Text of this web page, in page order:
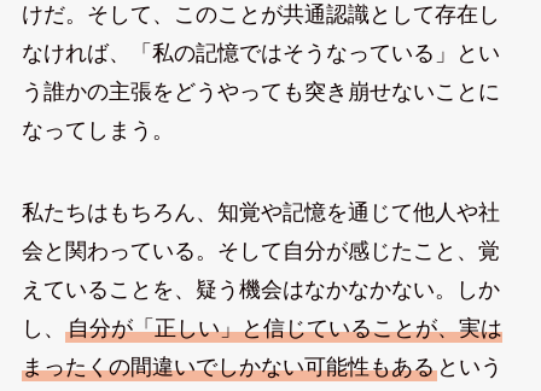
けだ。そして、このことが共通認識として存在し
なければ、「私の記憶ではそうなっている」とい
う誰かの主張をどうやっても突き崩せないことに
なってしまう。
私たちはもちろん、知覚や記憶を通じて他人や社
会と関わっている。そして自分が感じたこと、覚
えていることを、疑う機会はなかなかない。しか
し、 自分が「正しい」と信じていることが、実は
まったくの間違いでしかない可能性もあるという